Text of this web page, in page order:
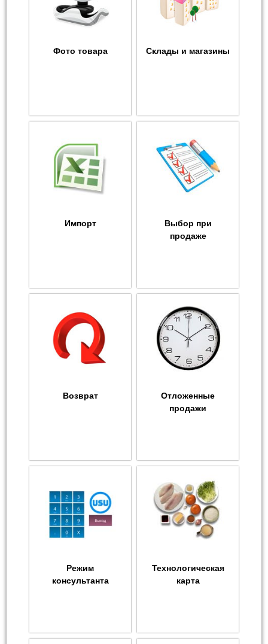
Фото товара Склады и магазины
Импорт
Выбор при
продаже
Возврат
Отложенные
продажи
Режим
консультанта
Технологическая
карта